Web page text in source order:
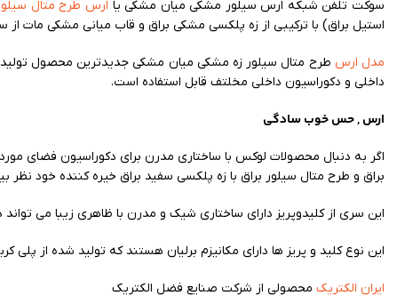
سوکت تلفن شبکه ارس سیلور مشکی میان مشکی یا ارس طرح متال
استیل براق) با ترکیبی از زه پلکسی مشکی براق و قاب میانی مشکی مات از
مدل ارس
داخلی و دکوراسیون داخلی مخلتف قابل استفاده است.
ارس , حس خوب سادگی
اگر به دنبال محصولات لوکس با ساختاری مدرن برای دکوراسیون فضای
براق و طرح متال سیلور براق با زه پلکسی سفید براق خیره کننده خود
این سری از کلیدوپریز دارای ساختاری شیک و مدرن با ظاهری زیبا می
این نوع کلید و پریز ها دارای مکانیزم برلیان هستند که تولید شده از پلی
ایران الکتریک محصولی از شرکت صنایع فضل الکتریک